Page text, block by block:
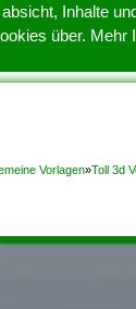
Inhalte
über. Mehr
Vorlagen»Toll 3d